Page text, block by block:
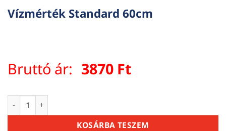
Vízmérték Standard 60cm
Bruttó ár: 3870 Ft
Vízmérték Standard 60cm mennyiség
KOSÁRBA TESZEM